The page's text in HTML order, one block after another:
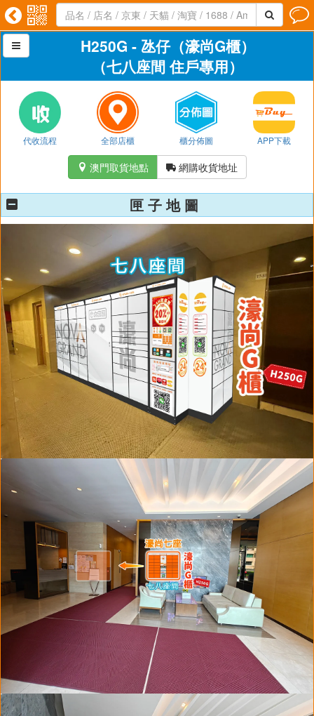
   

H250G - 氹仔（濠尚G櫃）
（七八座間 住戶專用）
代收流程 全部店櫃 櫃分佈圖 APP下載
 澳門取貨地點 網購收貨地址
匣 子 地 圖